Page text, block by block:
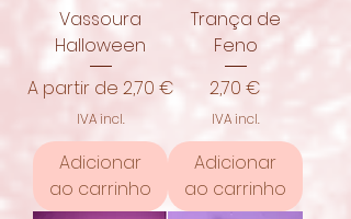
s
Vassoura
Halloween
A partir de 2,70 €
Preço promocional
IVA incl.
Adicionar
ao carrinho
Trança de
Feno
Preço
2,70 €
IVA incl.
Adicionar
ao carrinho